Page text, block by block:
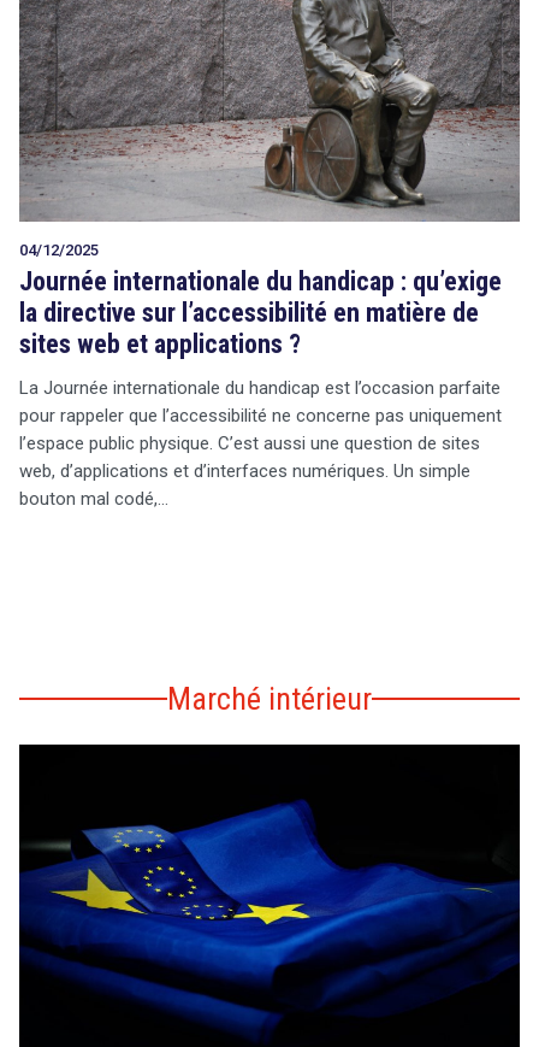
04/12/2025
Journée internationale du handicap : qu’exige
la directive sur l’accessibilité en matière de
sites web et applications ?
La Journée internationale du handicap est l’occasion parfaite
pour rappeler que l’accessibilité ne concerne pas uniquement
l’espace public physique. C’est aussi une question de sites
web, d’applications et d’interfaces numériques. Un simple
bouton mal codé,…
Marché intérieur